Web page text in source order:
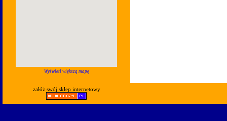
Wyświetl większą mapę
załóż swój sklep internetowy